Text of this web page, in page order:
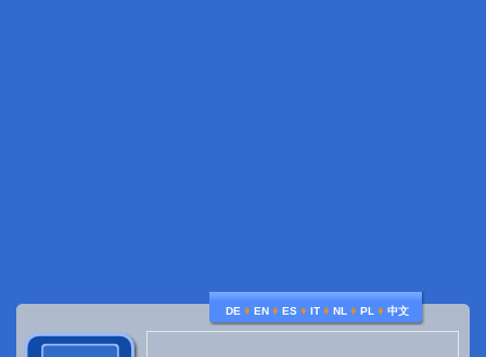
DE ♦ EN ♦ ES ♦ IT ♦ NL ♦ PL ♦ 中文